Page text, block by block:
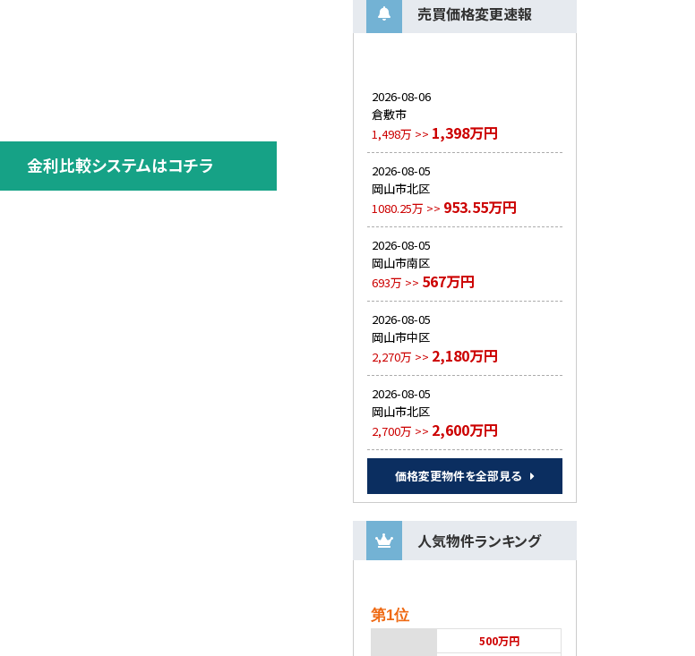
金利比較システムはコチラ
売買価格変更速報
2026-08-06
倉敷市
1,498万 >> 1,398万円
2026-08-05
岡山市北区
1080.25万 >> 953.55万円
2026-08-05
岡山市南区
693万 >> 567万円
2026-08-05
岡山市中区
2,270万 >> 2,180万円
2026-08-05
岡山市北区
2,700万 >> 2,600万円
価格変更物件を全部見る
人気物件ランキング
第1位
500万円